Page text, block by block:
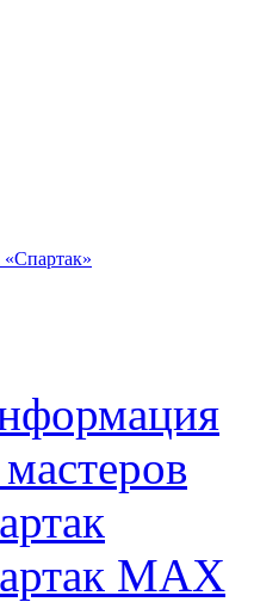
МАХ